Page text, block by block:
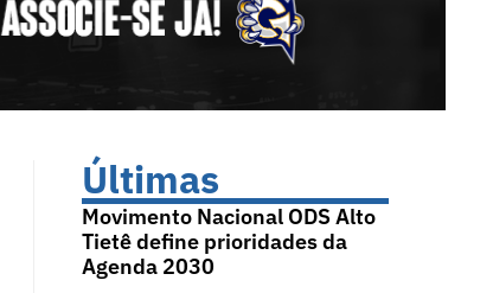
Últimas
Movimento Nacional ODS Alto
Tietê define prioridades da
Agenda 2030